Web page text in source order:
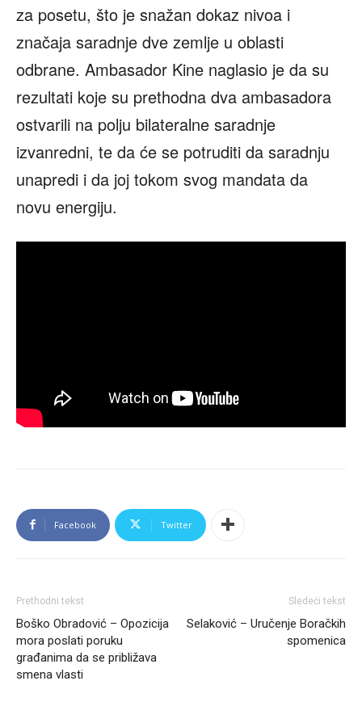
za posetu, što je snažan dokaz nivoa i
značaja saradnje dve zemlje u oblasti
odbrane. Ambasador Kine naglasio je da su
rezultati koje su prethodna dva ambasadora
ostvarili na polju bilateralne saradnje
izvanredni, te da će se potruditi da saradnju
unapredi i da joj tokom svog mandata da
novu energiju.
Facebook Twitter
Prethodni tekst
Boško Obradović – Opozicija
mora poslati poruku
građanima da se približava
smena vlasti
Sledeći tekst
Selaković – Uručenje Boračkih
spomenica